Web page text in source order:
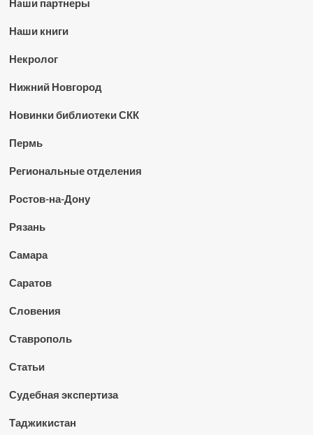
Нaши партнеры
Наши книги
Некролог
Нижний Новгород
Новинки библиотеки СКК
Пермь
Региональные отделения
Ростов-на-Дону
Рязань
Самара
Саратов
Словения
Ставрополь
Статьи
Судебная экспертиза
Таджикистан